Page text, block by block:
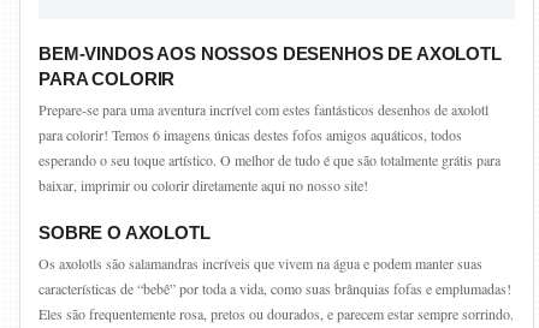
BEM-VINDOS AOS NOSSOS DESENHOS DE AXOLOTL
PARA COLORIR
Prepare-se para uma aventura incrível com estes fantásticos desenhos de axolotl
para colorir! Temos 6 imagens únicas destes fofos amigos aquáticos, todos
esperando o seu toque artístico. O melhor de tudo é que são totalmente grátis para
baixar, imprimir ou colorir diretamente aqui no nosso site!
SOBRE O AXOLOTL
Os axolotls são salamandras incríveis que vivem na água e podem manter suas
características de “bebê” por toda a vida, como suas brânquias fofas e emplumadas!
Eles são frequentemente rosa, pretos ou dourados, e parecem estar sempre sorrindo.